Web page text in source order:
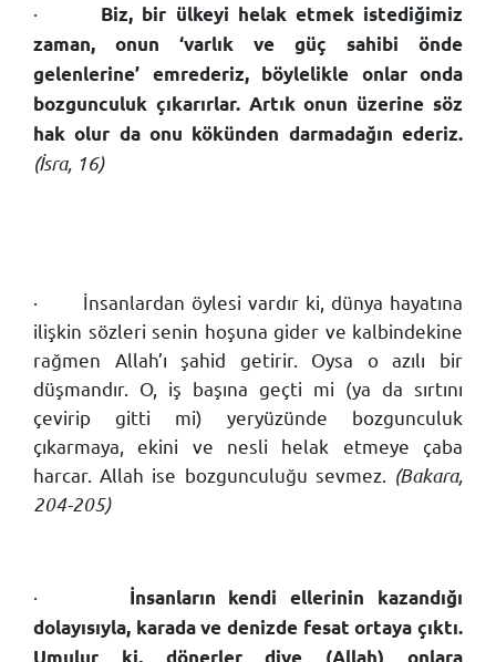
·
Biz, bir ülkeyi helak etmek istediğimiz
zaman, onun ‘varlık ve güç sahibi önde
gelenlerine’ emrederiz, böylelikle onlar onda
bozgunculuk çıkarırlar. Artık onun üzerine söz
hak olur da onu kökünden darmadağın ederiz.
(İsra, 16)
·
İnsanlardan öylesi vardır ki, dünya hayatına
ilişkin sözleri senin hoşuna gider ve kalbindekine
rağmen Allah’ı şahid getirir. Oysa o azılı bir
düşmandır. O, iş başına geçti mi (ya da sırtını
çevirip gitti mi) yeryüzünde bozgunculuk
çıkarmaya, ekini ve nesli helak etmeye çaba
harcar. Allah ise bozgunculuğu sevmez. (Bakara,
204-205)
·
İnsanların kendi ellerinin kazandığı
dolayısıyla, karada ve denizde fesat ortaya çıktı.
Umulur ki, dönerler diye (Allah) onlara